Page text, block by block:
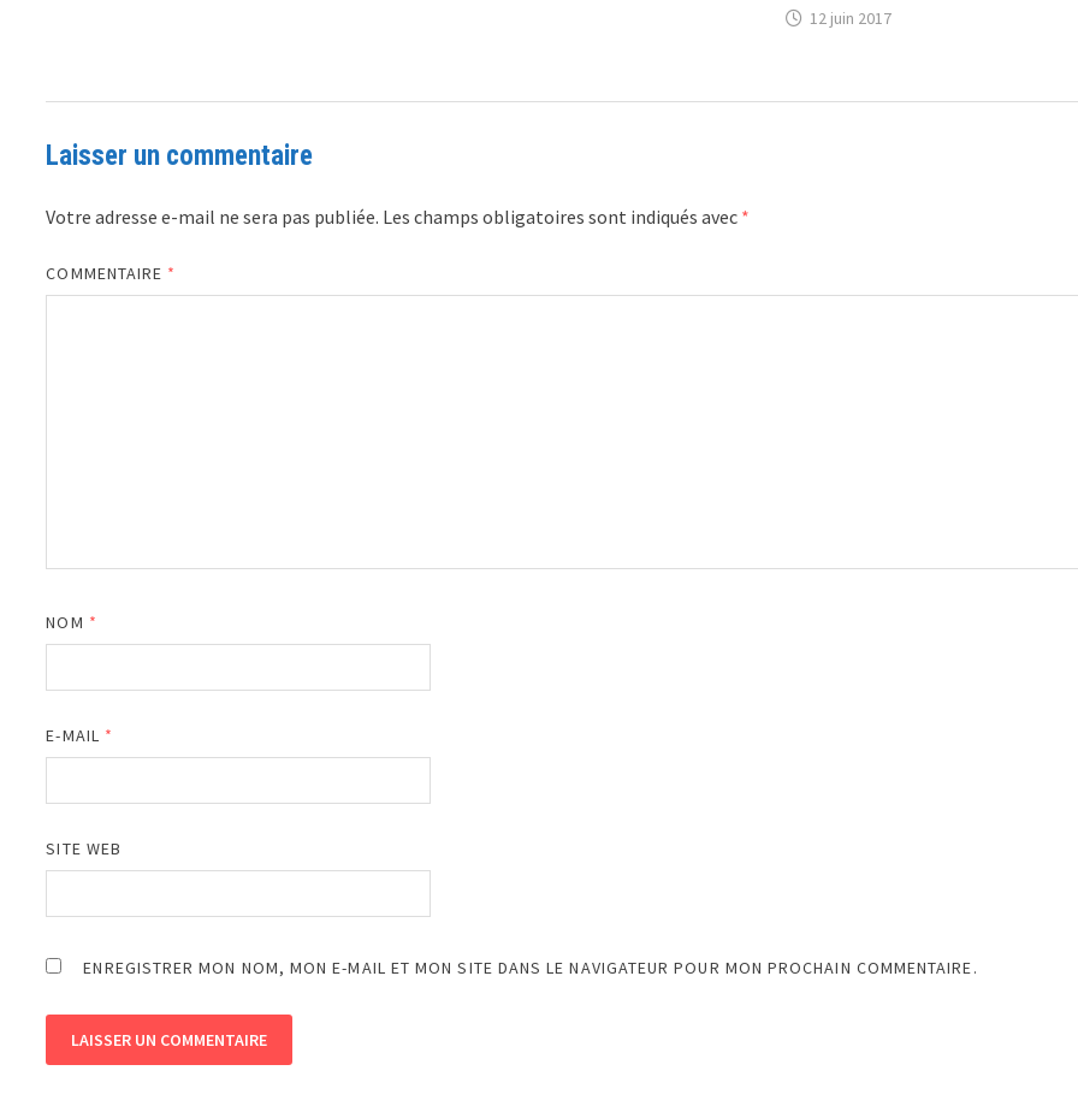
12 juin 2017
Laisser un commentaire
Votre adresse e-mail ne sera pas publiée. Les champs obligatoires sont indiqués avec *
COMMENTAIRE *
NOM *
E-MAIL *
SITE WEB
ENREGISTRER MON NOM, MON E-MAIL ET MON SITE DANS LE NAVIGATEUR POUR MON PROCHAIN COMMENTAIRE.